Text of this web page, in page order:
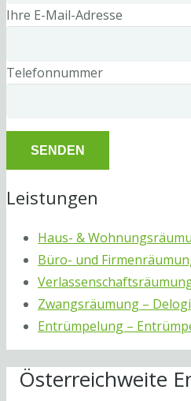
Ihre E-Mail-Adresse
Telefonnummer
Leistungen
Haus- &
Büro- und
Zwangsräumung –
Entrümpelung –
Österreichweite